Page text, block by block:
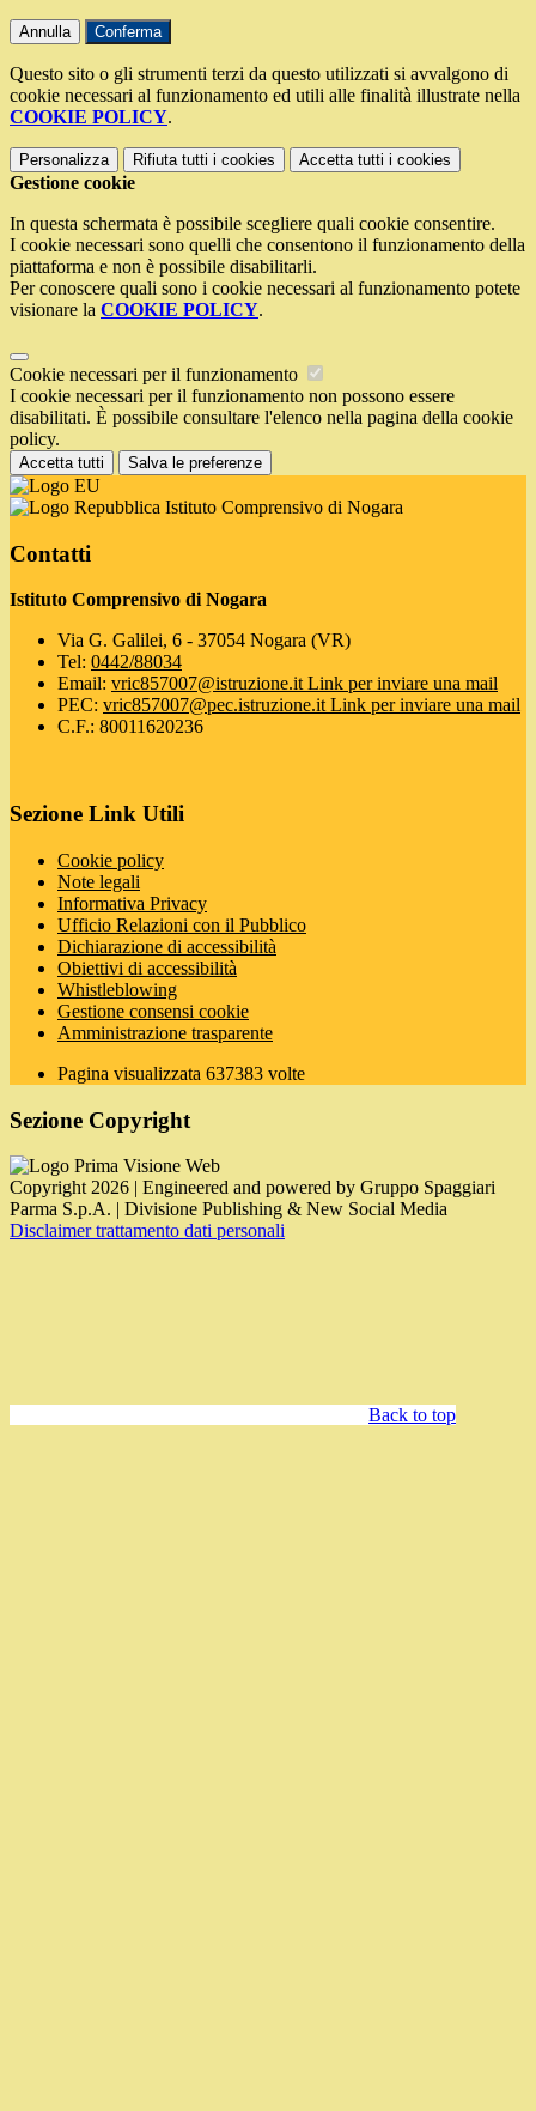
Annulla Conferma
Questo sito o gli strumenti terzi da questo utilizzati si avvalgono di
cookie necessari al funzionamento ed utili alle finalità illustrate nella
COOKIE POLICY.
Personalizza Rifiuta tutti i cookies Accetta tutti i cookies
Gestione cookie
In questa schermata è possibile scegliere quali cookie consentire.
I cookie necessari sono quelli che consentono il funzionamento della
piattaforma e non è possibile disabilitarli.
Per conoscere quali sono i cookie necessari al funzionamento potete
visionare la COOKIE POLICY.
Cookie necessari per il funzionamento
I cookie necessari per il funzionamento non possono essere
disabilitati. È possibile consultare l'elenco nella pagina della cookie
policy.
Accetta tutti Salva le preferenze
Istituto Comprensivo di Nogara
Contatti
Istituto Comprensivo di Nogara
Via G. Galilei, 6 - 37054 Nogara (VR)
Tel: 0442/88034
Email: vric857007@istruzione.itLink per inviare una mail
PEC: vric857007@pec.istruzione.itLink per inviare una mail
C.F.: 80011620236
Sezione Link Utili
Cookie policy
Note legali
Informativa Privacy
Ufficio Relazioni con il Pubblico
Dichiarazione di accessibilità
Obiettivi di accessibilità
Whistleblowing
Gestione consensi cookie
Amministrazione trasparente
Pagina visualizzata 637383 volte
Sezione Copyright
Copyright 2026 | Engineered and powered by Gruppo Spaggiari
Parma S.p.A. | Divisione Publishing & New Social Media
Disclaimer trattamento dati personali
Back to top